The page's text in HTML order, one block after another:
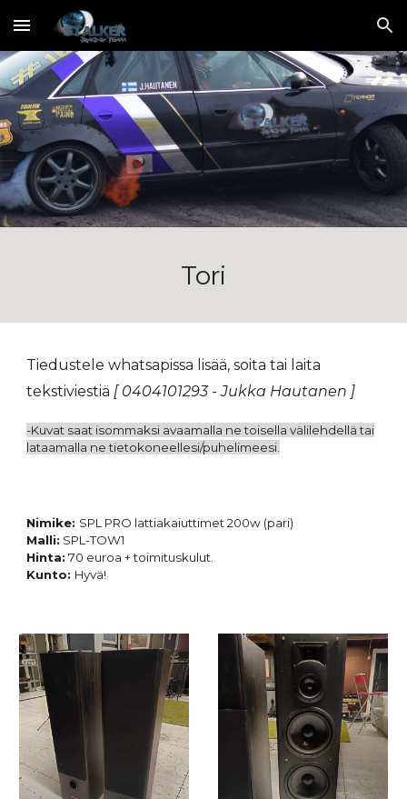
Skip to main content Skip to navigation
Tori
Tiedustele whatsapissa lisää, soita tai laita
tekstiviestiä [ 0404101293 - Jukka Hautanen ]
-Kuvat saat isommaksi avaamalla ne toisella välilehdellä tai
lataamalla ne tietokoneellesi/puhelimeesi.
Nimike: SPL PRO lattiakaiuttimet 200w (pari)
Malli: SPL-TOW1
Hinta: 70 euroa + toimituskulut.
Kunto: Hyvä!